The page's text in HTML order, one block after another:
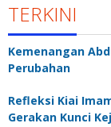
TERKINI
Kemenangan
Perubahan
Refleksi Kiai
Gerakan Kunci